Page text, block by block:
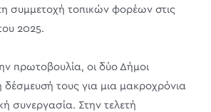
συμμετοχή τοπικών φορέων στις
2025.
πρωτοβουλία, οι δύο Δήμοι
δέσμευσή τους για μια μακροχρόνια
συνεργασία. Στην τελετή